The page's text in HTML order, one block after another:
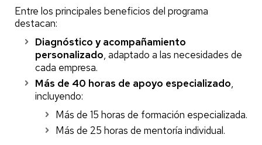
Entre los principales beneficios del programa
destacan:
Diagnóstico y acompañamiento
personalizado, adaptado a las necesidades de
cada empresa.
Más de 40 horas de apoyo especializado,
incluyendo:
Más de 15 horas de formación especializada.
Más de 25 horas de mentoría individual.